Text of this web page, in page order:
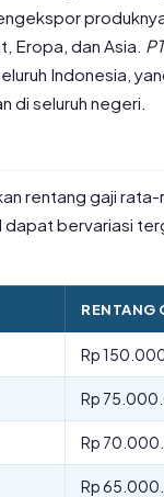
Eropa, dan Asia. PT
Indonesia,
di seluruh negeri.
rentang gaji
bervariasi
RENTANG
Rp
Rp
Rp
Rp